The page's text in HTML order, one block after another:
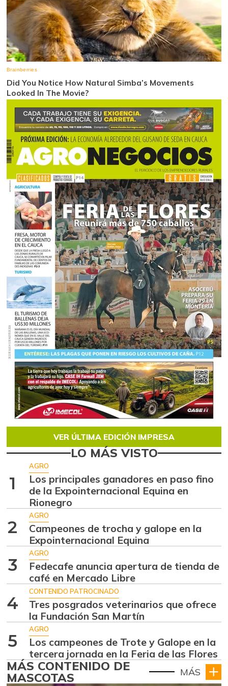
VER ÚLTIMA EDICIÓN IMPRESA
LO MÁS VISTO
1
AGRO
Los principales ganadores en paso fino
de la Expointernacional Equina en
Rionegro
2
AGRO
Campeones de trocha y galope en la
Expointernacional Equina
3
AGRO
Fedecafe anuncia apertura de tienda de
café en Mercado Libre
4
CONTENIDO PATROCINADO
Tres posgrados veterinarios que ofrece
la Fundación San Martín
5
AGRO
Los campeones de Trote y Galope en la
tercera jornada en la Feria de las Flores
MÁS CONTENIDO DE
MASCOTAS MÁS